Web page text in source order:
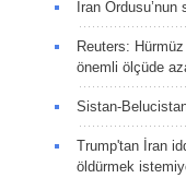
İran
Reuters:
önemli ölçüde
Sistan-
Trump'tan İran
öldürmek